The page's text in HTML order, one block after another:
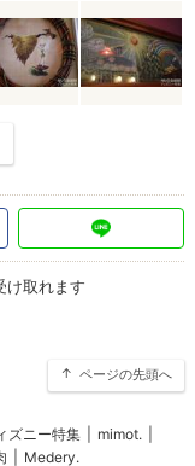
け取れます
ページの先頭へ
ズニー特集 mimot.
Medery.